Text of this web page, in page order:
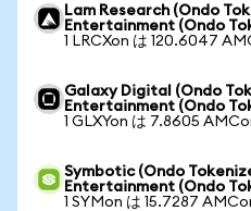
Lam Research (Ondo
Entertainment (Ondo
1 LRCXon は 120.6047
Galaxy Digital (Ondo
Entertainment (Ondo
1 GLXYon は 7.8605
Symbotic (Ondo
Entertainment (Ondo
1 SYMon は 15.7287